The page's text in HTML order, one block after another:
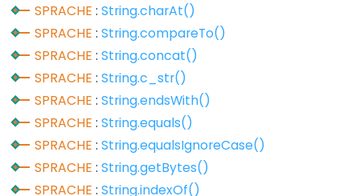
Analog
IO
analogRead()
analogReference()
analogWrite()
SPRACHE :String.charAt()
SPRACHE :String.compareTo()
SPRACHE :String.concat()
SPRACHE :String.c_str()
SPRACHE :String.endsWith()
SPRACHE :String.equals()
SPRACHE :String.equalsIgnoreCase()
SPRACHE :String.getBytes()
SPRACHE :String.indexOf()